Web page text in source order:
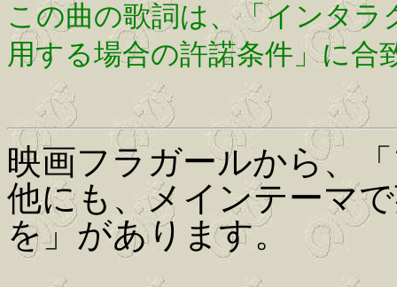
この曲の歌詞は、「インタ
用する場合の許諾条件」に合
映画フラガールから、
他にも、メインテーマ
を」があります。